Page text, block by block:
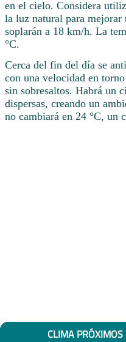
en el cielo. Considera
la luz natural para
soplarán a 18 km/h. La
°C.
Cerca del fin del día se
con una velocidad en
sin sobresaltos. Habrá un
dispersas, creando un
no cambiará en 24 °C, un
CLIMA